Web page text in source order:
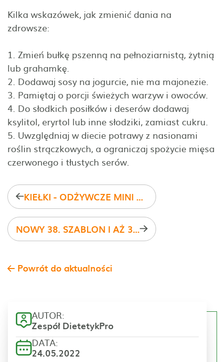
Kilka wskazówek, jak zmienić dania na
zdrowsze:
1. Zmień bułkę pszenną na pełnoziarnistą, żytnią
lub grahamkę.
2. Dodawaj sosy na jogurcie, nie ma majonezie.
3. Pamiętaj o porcji świeżych warzyw i owoców.
4. Do słodkich posiłków i deserów dodawaj
ksylitol, eryrtol lub inne słodziki, zamiast cukru.
5. Uwzględniaj w diecie potrawy z nasionami
roślin strączkowych, a ograniczaj spożycie mięsa
czerwonego i tłustych serów.
KIEŁKI - ODŻYWCZE MINI WARZYWA
NOWY 38. SZABLON I AŻ 35 POTRAW DLA DZIECI
Powrót do aktualności
AUTOR:
Zespół DietetykPro
DATA:
24.05.2022